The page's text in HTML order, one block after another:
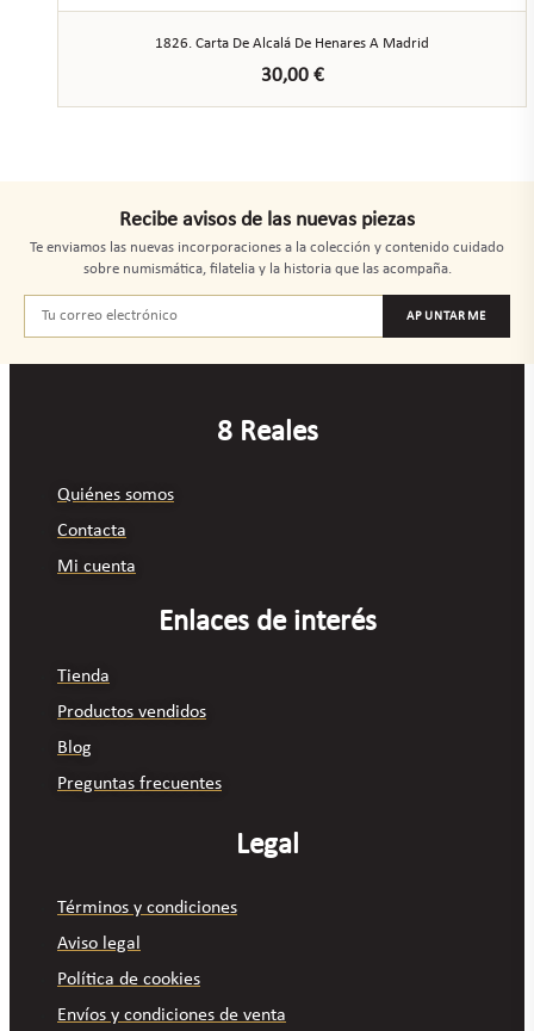
1826. Carta De Alcalá De Henares A Madrid
30,00 €
Recibe avisos de las nuevas piezas
Te enviamos las nuevas incorporaciones a la colección y contenido cuidado
sobre numismática, filatelia y la historia que las acompaña.
APUNTARME
8 Reales
Quiénes somos
Contacta
Mi cuenta
Enlaces de interés
Tienda
Productos vendidos
Blog
Preguntas frecuentes
Legal
Términos y condiciones
Aviso legal
Política de cookies
Envíos y condiciones de venta